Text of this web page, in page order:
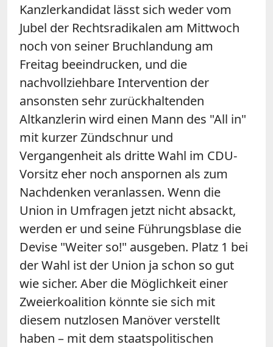
Kanzlerkandidat lässt sich weder vom
Jubel der Rechtsradikalen am Mittwoch
noch von seiner Bruchlandung am
Freitag beeindrucken, und die
nachvollziehbare Intervention der
ansonsten sehr zurückhaltenden
Altkanzlerin wird einen Mann des "All in"
mit kurzer Zündschnur und
Vergangenheit als dritte Wahl im CDU-
Vorsitz eher noch anspornen als zum
Nachdenken veranlassen. Wenn die
Union in Umfragen jetzt nicht absackt,
werden er und seine Führungsblase die
Devise "Weiter so!" ausgeben. Platz 1 bei
der Wahl ist der Union ja schon so gut
wie sicher. Aber die Möglichkeit einer
Zweierkoalition könnte sie sich mit
diesem nutzlosen Manöver verstellt
haben – mit dem staatspolitischen